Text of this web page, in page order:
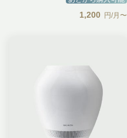
1,200 円/月〜